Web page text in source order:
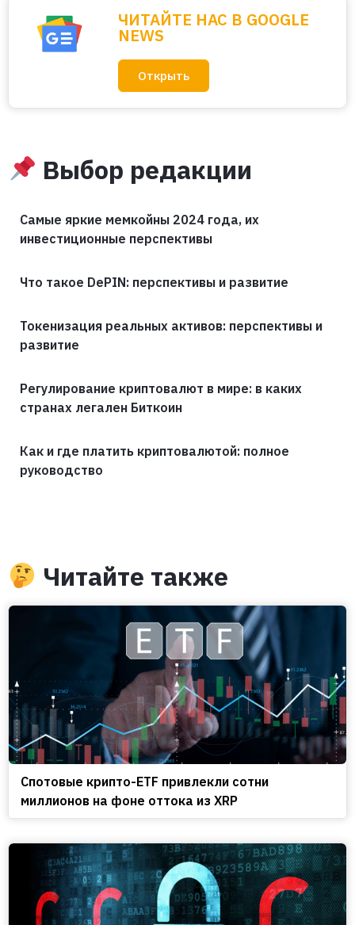
ЧИТАЙТЕ НАС В GOOGLE
NEWS
Открыть
Выбор редакции
Самые яркие мемкойны 2024 года, их
инвестиционные перспективы
Что такое DePIN: перспективы и развитие
Токенизация реальных активов: перспективы и
развитие
Регулирование криптовалют в мире: в каких
странах легален Биткоин
Как и где платить криптовалютой: полное
руководство
Читайте также
Спотовые крипто-ETF привлекли сотни
миллионов на фоне оттока из XRP